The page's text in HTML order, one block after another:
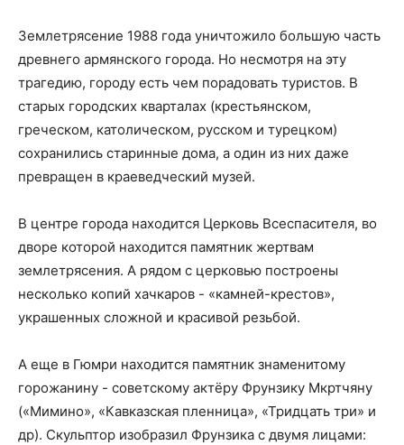
Землетрясение 1988 года уничтожило большую часть
древнего армянского города. Но несмотря на эту
трагедию, городу есть чем порадовать туристов. В
старых городских кварталах (крестьянском,
греческом, католическом, русском и турецком)
сохранились старинные дома, а один из них даже
превращен в краеведческий музей.
В центре города находится Церковь Всеспасителя, во
дворе которой находится памятник жертвам
землетрясения. А рядом с церковью построены
несколько копий хачкаров - «камней-крестов»,
украшенных сложной и красивой резьбой.
А еще в Гюмри находится памятник знаменитому
горожанину - советскому актёру Фрунзику Мкртчяну
(«Мимино», «Кавказская пленница», «Тридцать три» и
др). Скульптор изобразил Фрунзика с двумя лицами: